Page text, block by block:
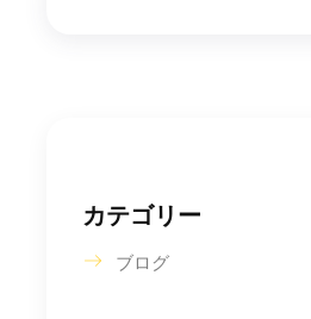
カテゴリー
ブログ